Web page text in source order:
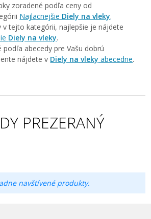
zoradené podľa ceny od
Najlacnejšie Diely na vleky.
v tejto kategórii, najlepšie je nájdete
Diely na vleky.
podľa abecedy pre Vašu dobrú
nájdete v Diely na vleky abecedne.
PREZERANÝ
navštívené produkty.